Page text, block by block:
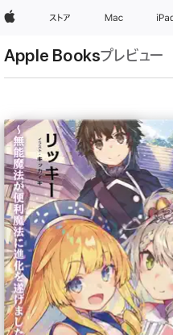
Appleストア Mac
Apple Booksプレビュー